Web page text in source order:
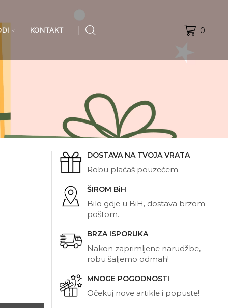
KONTAKT 0
DOSTAVA NA TVOJA VRATA
Robu plaćaš pouzećem.
ŠIROM BiH
Bilo gdje u BiH, dostava brzom
poštom.
BRZA ISPORUKA
Nakon zaprimljene narudžbe,
robu šaljemo odmah!
MNOGE POGODNOSTI
Očekuj nove artikle i popuste!